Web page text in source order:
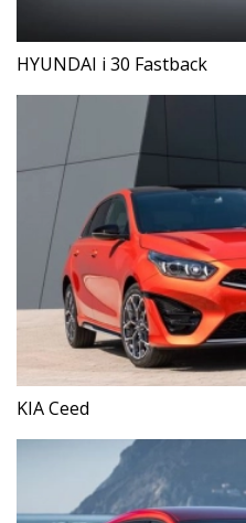
HYUNDAI i 30 Fastback
KIA Ceed